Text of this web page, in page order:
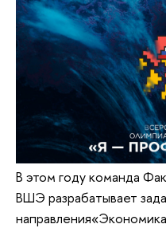
В этом году команда
ВШЭ разрабатывает